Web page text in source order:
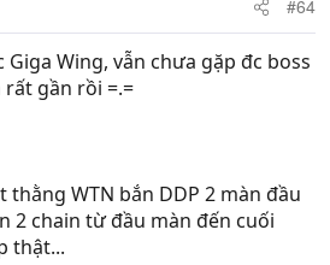
#64
Wing, vẫn chưa gặp đc boss
rất gần rồi =.=
thằng WTN bắn DDP 2 màn đầu
2 chain từ đầu màn đến cuối
thật...